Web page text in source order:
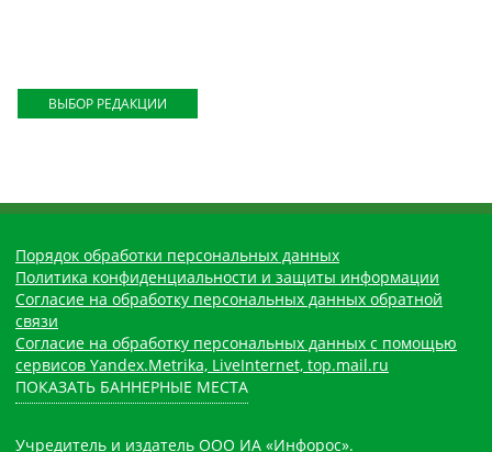
ВЫБОР РЕДАКЦИИ
Порядок обработки персональных данных
Политика конфиденциальности и защиты информации
Согласие на обработку персональных данных обратной
связи
Согласие на обработку персональных данных с помощью
сервисов Yandex.Metrika, LiveInternet, top.mail.ru
ПОКАЗАТЬ БАННЕРНЫЕ МЕСТА
Учредитель и издатель ООО ИА «Инфорос».